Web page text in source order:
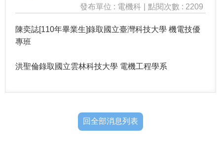
發布單位 : 電機科
點閱次數 : 2209
陳奕誌[110年畢業生]錄取國立臺灣科技大學 機電技優
專班
洪聖倫錄取國立雲林科技大學 電機工程學系
回全部消息列表